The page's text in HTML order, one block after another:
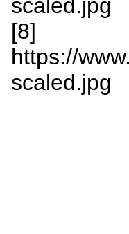
scaled.jpg
[8]
https://
scaled.jpg